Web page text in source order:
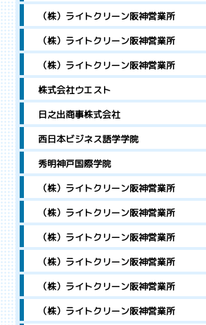
（株）ライトクリーン阪神営業所
（株）ライトクリーン阪神営業所
（株）ライトクリーン阪神営業所
株式会社ウエスト
日之出商事株式会社
西日本ビジネス語学学院
秀明神戸国際学院
（株）ライトクリーン阪神営業所
（株）ライトクリーン阪神営業所
（株）ライトクリーン阪神営業所
（株）ライトクリーン阪神営業所
（株）ライトクリーン阪神営業所
（株）ライトクリーン阪神営業所